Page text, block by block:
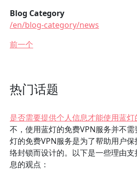
Blog Category
/en/blog-category/news
前一个
热门话题
是否需要提供个人信息才能使用蓝灯
不，使用蓝灯的免费VPN服务并不
灯的免费VPN服务是为了帮助用户
络封锁而设计的。以下是一些理由
息的观点：